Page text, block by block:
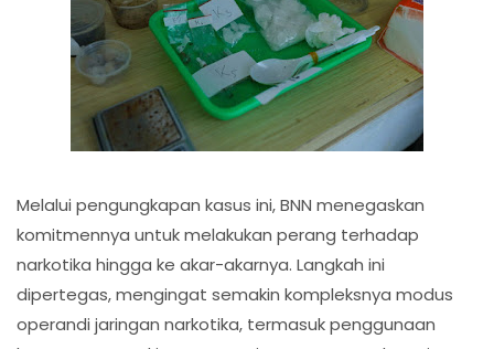
Melalui pengungkapan kasus ini, BNN menegaskan
komitmennya untuk melakukan perang terhadap
narkotika hingga ke akar-akarnya. Langkah ini
dipertegas, mengingat semakin kompleksnya modus
operandi jaringan narkotika, termasuk penggunaan